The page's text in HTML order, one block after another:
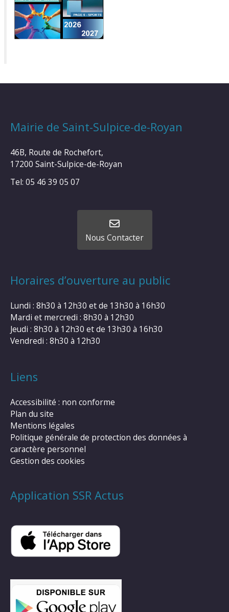
Mairie de Saint-Sulpice-de-Royan
46B, Route de Rochefort,
17200 Saint-Sulpice-de-Royan
Tel: 05 46 39 05 07
Nous Contacter
Horaires d’ouverture au public
Lundi : 8h30 à 12h30 et de 13h30 à 16h30
Mardi et mercredi : 8h30 à 12h30
Jeudi : 8h30 à 12h30 et de 13h30 à 16h30
Vendredi : 8h30 à 12h30
Liens
Accessibilité : non conforme
Plan du site
Mentions légales
Politique générale de protection des données à
caractère personnel
Gestion des cookies
Application SSR Actus